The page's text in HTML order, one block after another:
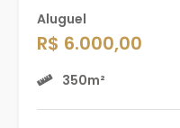
Aluguel
R$ 6.000,00
350m²